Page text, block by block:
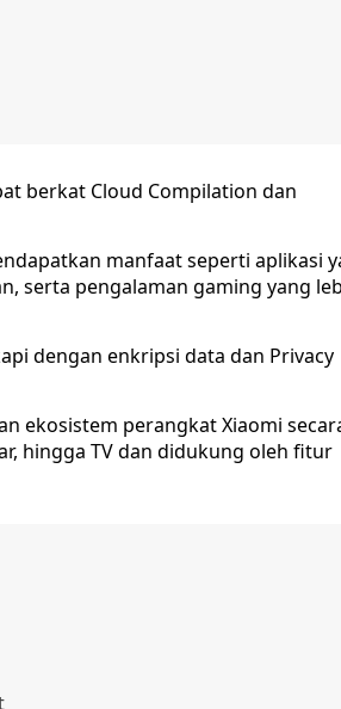
berkat Cloud Compilation dan
manfaat seperti aplikasi
serta pengalaman gaming yang
dengan enkripsi data dan Privacy
ekosistem perangkat Xiaomi
hingga TV dan didukung oleh fitur